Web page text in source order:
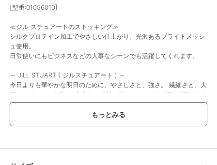
[型番:01056010]
≪ジル スチュアートのストッキング≫
シルクプロテイン加工でやさしい仕上がり。光沢あるブライトメッシ
ュ使用。
日常使いにもビジネスなどの大事なシーンでも活躍してくれます。
～ JILL STUART ( ジルスチュアート ) ～
今日よりも華やかな明日のために。やさしさと、強さ。 繊細さと、大
胆さ。 あなたがずっと自分らしく前に進むためにJILL STUARTができ
ること。
ブランド：JILL STUART (ジル スチュアート)
丈・その他：